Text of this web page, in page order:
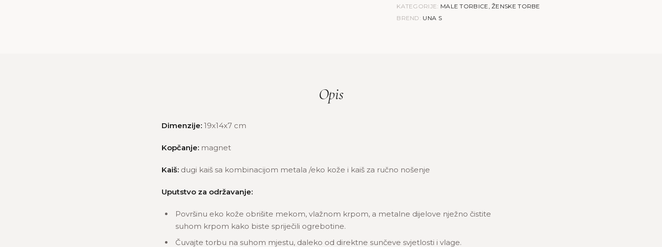
KATEGORIJE: MALE TORBICE,ŽENSKE TORBE
BREND: UNA S
Opis
Dimenzije: 19x14x7 cm
Kopčanje: magnet
Kaiš: dugi kaiš sa kombinacijom metala /eko kože i kaiš za ručno nošenje
Uputstvo za održavanje:
Površinu eko kože obrišite mekom, vlažnom krpom, a metalne dijelove nježno čistite
suhom krpom kako biste spriječili ogrebotine.
Čuvajte torbu na suhom mjestu, daleko od direktne sunčeve svjetlosti i vlage.